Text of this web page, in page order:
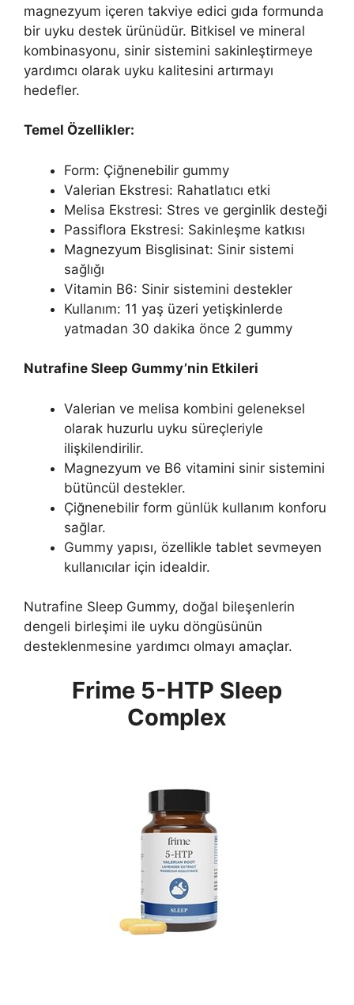
magnezyum içeren takviye edici gıda formunda
bir uyku destek ürünüdür. Bitkisel ve mineral
kombinasyonu, sinir sistemini sakinleştirmeye
yardımcı olarak uyku kalitesini artırmayı
hedefler.
Temel Özellikler:
Form: Çiğnenebilir gummy
Valerian Ekstresi: Rahatlatıcı etki
Melisa Ekstresi: Stres ve gerginlik desteği
Passiflora Ekstresi: Sakinleşme katkısı
Magnezyum Bisglisinat: Sinir sistemi
sağlığı
Vitamin B6: Sinir sistemini destekler
Kullanım: 11 yaş üzeri yetişkinlerde
yatmadan 30 dakika önce 2 gummy
Nutrafine Sleep Gummy’nin Etkileri
Valerian ve melisa kombini geleneksel
olarak huzurlu uyku süreçleriyle
ilişkilendirilir.
Magnezyum ve B6 vitamini sinir sistemini
bütüncül destekler.
Çiğnenebilir form günlük kullanım konforu
sağlar.
Gummy yapısı, özellikle tablet sevmeyen
kullanıcılar için idealdir.
Nutrafine Sleep Gummy, doğal bileşenlerin
dengeli birleşimi ile uyku döngüsünün
desteklenmesine yardımcı olmayı amaçlar.
Frime 5-HTP Sleep
Complex